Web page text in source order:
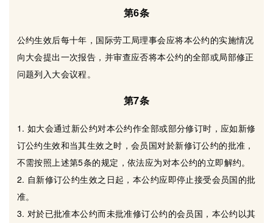
第6条
公约生效后每十年，国际劳工局理事会应将本公约的实施情况
向大会提出一次报告，并审查应否将本公约的全部或局部修正
问题列入大会议程。
第7条
1. 如大会通过新公约对本公约作全部或部分修订时，应如新修
订公约生效和当其生效之时，会员国对於新修订公约的批准，
不需按照上述第5条的规定，依法应为对本公约的立即解约。
2. 自新修订公约生效之日起，本公约应即停止接受会员国的批
准。
3. 对於已批准本公约而未批准修订公约的会员国，本公约以其